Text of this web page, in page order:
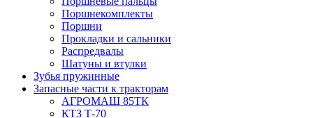
Поршнекомплекты
Поршни
Прокладки и сальники
Распредвалы
Шатуны и втулки
Зубья пружинные
Запасные части к тракторам
АГРОМАШ 85ТК
КТЗ Т-70